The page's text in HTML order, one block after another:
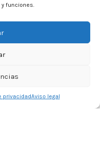
funciones.
privacidadAviso legal
Carrito Mi cuenta